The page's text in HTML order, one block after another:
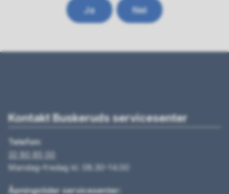
Ja Nei
Kontakt Buskeruds servicesenter
Telefon:
32 80 85 00
Mandag–fredag kl. 08.30–14.00
Åpningstider servicesenter: